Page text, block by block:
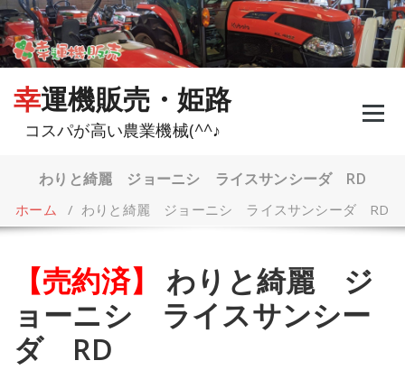
コ
ン
テ
ン
幸運機販売・姫路
コスパが高い農業機械(^^♪
わりと綺麗 ジョーニシ ライスサンシーダ RD
ホーム /わりと綺麗 ジョーニシ ライスサンシーダ RD
【売約済】
わりと綺麗 ジ
ョーニシ ライスサンシー
ダ RD